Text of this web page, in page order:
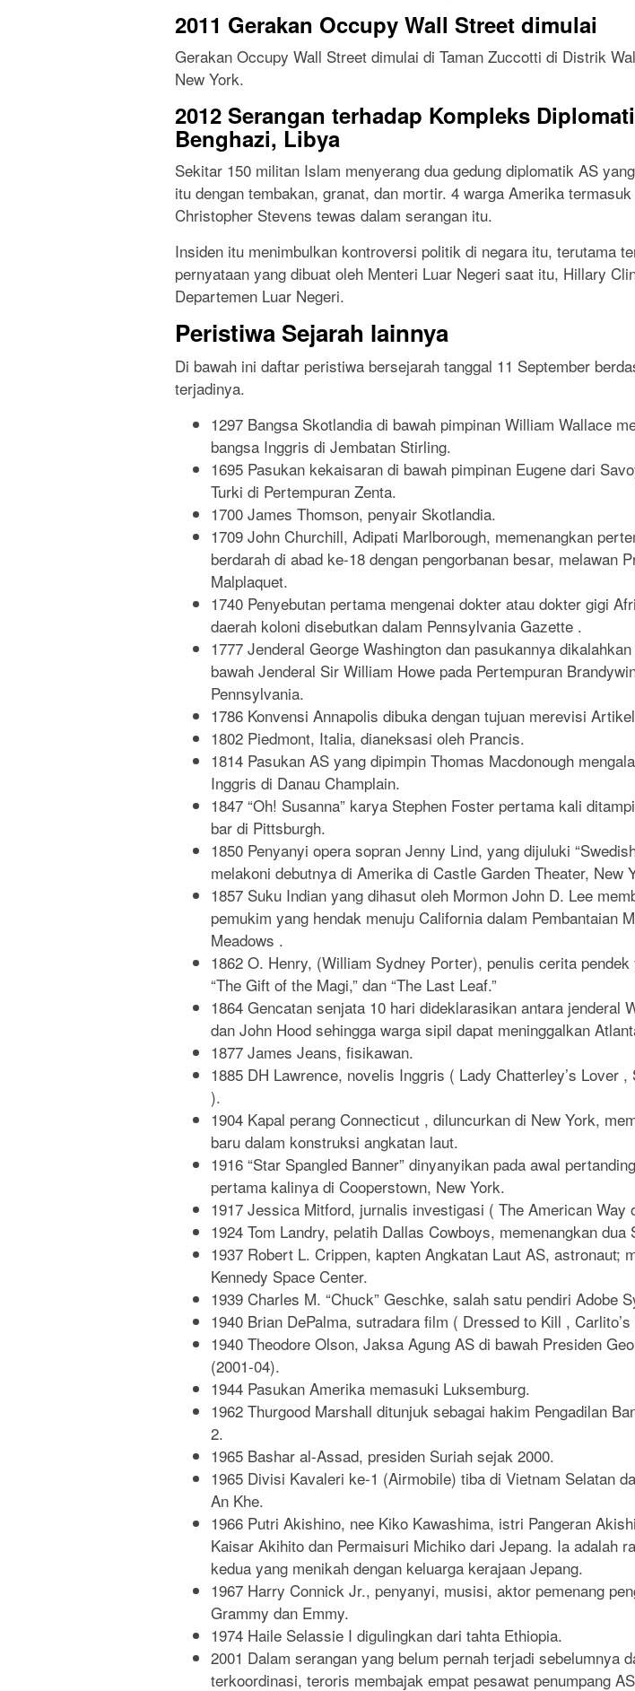
2011 Gerakan Occupy Wall Street dimulai
Gerakan Occupy Wall Street dimulai di Taman Zuccotti di Distrik
New York.
2012 Serangan terhadap Kompleks
Benghazi, Libya
Sekitar 150 militan Islam menyerang dua gedung diplomatik AS
itu dengan tembakan, granat, dan mortir. 4 warga Amerika
Christopher Stevens tewas dalam serangan itu.
Insiden itu menimbulkan kontroversi politik di negara itu, terutama
pernyataan yang dibuat oleh Menteri Luar Negeri saat itu, Hillary
Departemen Luar Negeri.
Peristiwa Sejarah lainnya
Di bawah ini daftar peristiwa bersejarah tanggal 11 September
terjadinya.
1297 Bangsa Skotlandia di bawah pimpinan William Wallace
bangsa Inggris di Jembatan Stirling.
1695 Pasukan kekaisaran di bawah pimpinan Eugene dari
Turki di Pertempuran Zenta.
1700 James Thomson, penyair Skotlandia.
1709 John Churchill, Adipati Marlborough, memenangkan
berdarah di abad ke-18 dengan pengorbanan besar, melawan
Malplaquet.
1740 Penyebutan pertama mengenai dokter atau dokter gigi
daerah koloni disebutkan dalam Pennsylvania Gazette .
1777 Jenderal George Washington dan pasukannya
bawah Jenderal Sir William Howe pada Pertempuran
Pennsylvania.
1786 Konvensi Annapolis dibuka dengan tujuan merevisi
1802 Piedmont, Italia, dianeksasi oleh Prancis.
1814 Pasukan AS yang dipimpin Thomas Macdonough
Inggris di Danau Champlain.
1847 “Oh! Susanna” karya Stephen Foster pertama kali
bar di Pittsburgh.
1850 Penyanyi opera sopran Jenny Lind, yang dijuluki
melakoni debutnya di Amerika di Castle Garden Theater, New
1857 Suku Indian yang dihasut oleh Mormon John D. Lee
pemukim yang hendak menuju California dalam Pembantaian
Meadows .
1862 O. Henry, (William Sydney Porter), penulis cerita pendek
“The Gift of the Magi,” dan “The Last Leaf.”
1864 Gencatan senjata 10 hari dideklarasikan antara jenderal
dan John Hood sehingga warga sipil dapat meninggalkan
1877 James Jeans, fisikawan.
1885 DH Lawrence, novelis Inggris ( Lady Chatterley’s Lover ,
).
1904 Kapal perang Connecticut , diluncurkan di New York,
baru dalam konstruksi angkatan laut.
1916 “Star Spangled Banner” dinyanyikan pada awal
pertama kalinya di Cooperstown, New York.
1917 Jessica Mitford, jurnalis investigasi ( The American Way
1924 Tom Landry, pelatih Dallas Cowboys, memenangkan dua
1937 Robert L. Crippen, kapten Angkatan Laut AS, astronaut;
Kennedy Space Center.
1939 Charles M. “Chuck” Geschke, salah satu pendiri Adobe
1940 Brian DePalma, sutradara film ( Dressed to Kill ,
1940 Theodore Olson, Jaksa Agung AS di bawah Presiden
(2001-04).
1944 Pasukan Amerika memasuki Luksemburg.
1962 Thurgood Marshall ditunjuk sebagai hakim Pengadilan
2.
1965 Bashar al-Assad, presiden Suriah sejak 2000.
1965 Divisi Kavaleri ke-1 (Airmobile) tiba di Vietnam Selatan
An Khe.
1966 Putri Akishino, nee Kiko Kawashima, istri Pangeran
Kaisar Akihito dan Permaisuri Michiko dari Jepang. Ia adalah
kedua yang menikah dengan keluarga kerajaan Jepang.
1967 Harry Connick Jr., penyanyi, musisi, aktor pemenang
Grammy dan Emmy.
1974 Haile Selassie I digulingkan dari tahta Ethiopia.
2001 Dalam serangan yang belum pernah terjadi sebelumnya
terkoordinasi, teroris membajak empat pesawat penumpang